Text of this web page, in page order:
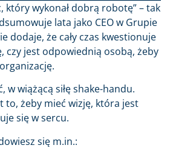
który wykonał dobrą robotę” – tak
lata jako CEO w Grupie
dodaje, że cały czas kwestionuje
czy jest odpowiednią osobą, żeby
w wiążącą siłę shake-handu.
to, żeby mieć wizję, która jest
się w sercu.
się m.in.: